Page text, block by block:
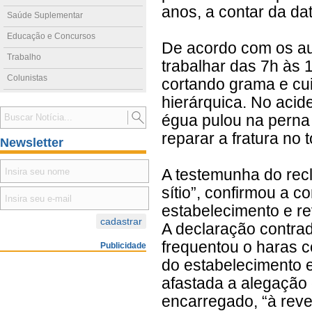
Saúde Suplementar
Educação e Concursos
Trabalho
Colunistas
Newsletter
Publicidade
anos, a contar da
De acordo com os
trabalhar das 7h às
cortando grama e
hierárquica. No
égua pulou na
reparar a fratura no
A testemunha do
sítio”, confirmou a
estabelecimento e
A declaração
frequentou o haras
do estabelecimento
afastada a
encarregado, “à